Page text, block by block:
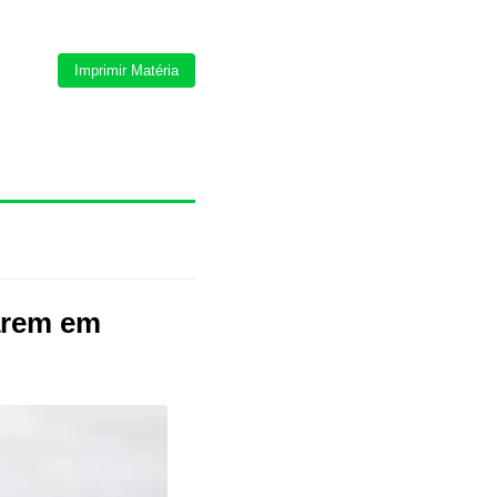
Imprimir Matéria
em